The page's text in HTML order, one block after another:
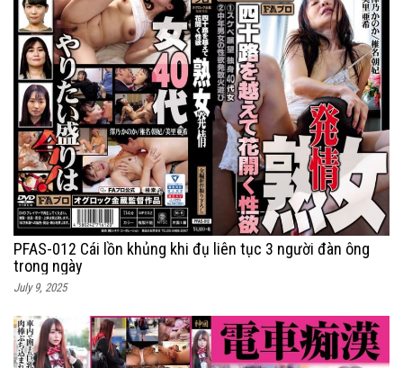
PFAS-012 Cái lồn khủng khi đụ liên tục 3 người đàn ông
trong ngày
July 9, 2025